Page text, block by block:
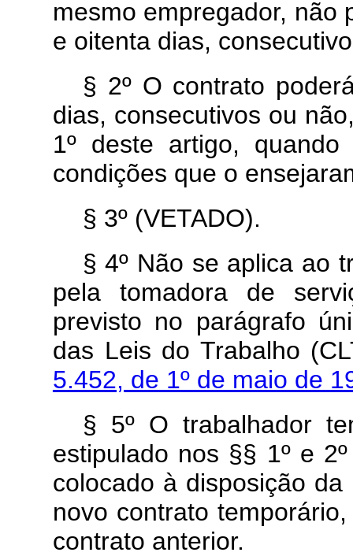
mesmo empregador, não
e oitenta dias,
§ 2º O contrato
dias, consecutivos ou
1º deste artigo,
condições que o
§ 3º (VETADO).
§ 4º Não se aplica ao
pela tomadora de
previsto no parágrafo
das Leis do Trabalho
5.452, de 1º de maio de
§ 5º O trabalhador
estipulado nos §§ 1º e
colocado à disposição
novo contrato
contrato anterior.